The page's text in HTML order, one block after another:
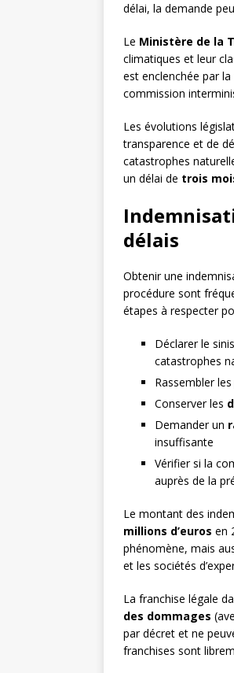
délai, la demande
Le Ministère de la
climatiques et leur
est enclenchée par
commission
Les évolutions
transparence et de
catastrophes
un délai de trois
délais
Obtenir une
procédure sont
étapes à respecter
Déclarer le
catastrophes
Rassembler les
Conserver les
Demander un
insuffisante
Vérifier si la
auprès de la
Le montant des
millions d’euros en
phénomène, mais
et les sociétés
La franchise légale
des dommages
par décret et ne
franchises sont